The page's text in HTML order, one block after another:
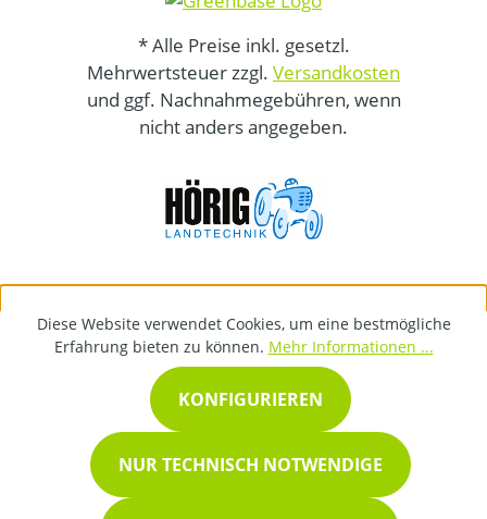
* Alle Preise inkl. gesetzl.
Mehrwertsteuer zzgl. Versandkosten
und ggf. Nachnahmegebühren, wenn
nicht anders angegeben.
Diese Website verwendet Cookies, um eine bestmögliche
Erfahrung bieten zu können. Mehr Informationen ...
NUR TECHNISCH NOTWENDIGE
KONFIGURIEREN